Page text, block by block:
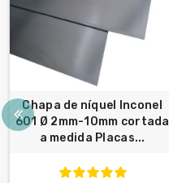
Chapa de níquel Inconel
601 Ø 2mm-10mm cortada
a medida Placas...